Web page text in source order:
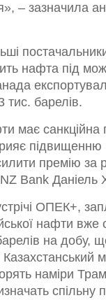
– зазначила
нафта під
тис. барелів.
має
підвищенню
премію за
Bank Даніель
ОПЕК+,
нафти вже
на добу,
наміри
спільну